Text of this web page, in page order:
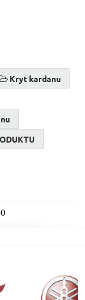
Kryt kardanu